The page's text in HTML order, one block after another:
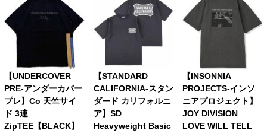
【UNDERCOVER
PRE-アンダーカバー
プレ】Co 天竺サイ
ド 3連
ZipTEE【BLACK】
【STANDARD
CALIFORNIA-スタン
ダード カリフォルニ
ア】SD
Heavyweight Basic
【INSONNIA
PROJECTS-インソ
ニアプロジェクト】
JOY DIVISION
LOVE WILL TELL